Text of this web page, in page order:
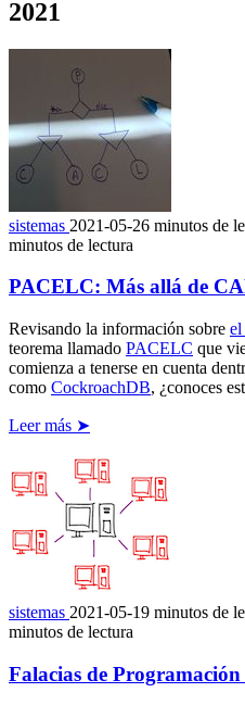
2021
sistemas 2021-05-26 minutos de
minutos de lectura
PACELC: Más allá de
Revisando la información sobre el
teorema llamado PACELC que
comienza a tenerse en cuenta
como CockroachDB, ¿conoces
Leer más ➤
sistemas 2021-05-19 minutos de
minutos de lectura
Falacias de